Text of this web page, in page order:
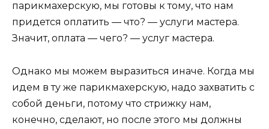
парикмахерскую, мы готовы к тому, что нам
придется оплатить — что? — услуги мастера.
Значит, оплата — чего? — услуг мастера.
Однако мы можем выразиться иначе. Когда мы
идем в ту же парикмахерскую, надо захватить с
собой деньги, потому что стрижку нам,
конечно, сделают, но после этого мы должны